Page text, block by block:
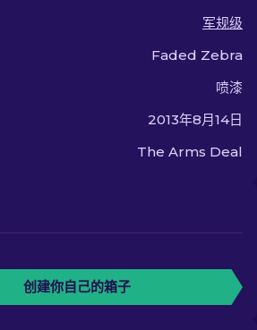
军规级
Faded Zebra
喷漆
2013年8月14日
The Arms Deal
创建你自己的箱子